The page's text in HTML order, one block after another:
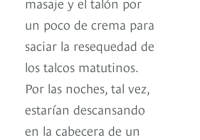
un poco de crema para
saciar la resequedad de
los talcos matutinos.
Por las noches, tal vez,
estarían descansando
en la cabecera de un